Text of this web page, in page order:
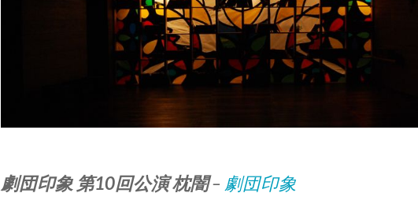
劇団印象 第10回公演 枕闇– 劇団印象